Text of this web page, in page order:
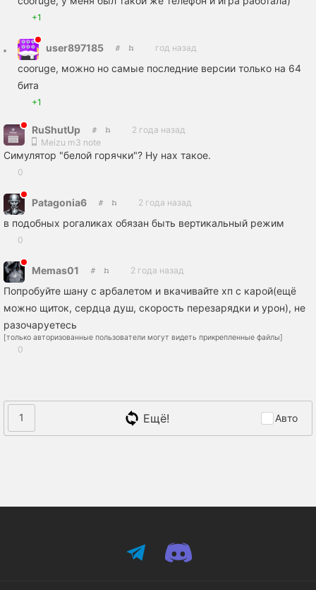
+1
user897185 год назад
cooruge, можно но самые последние версии только на 64
бита
+1
RuShutUp
2 года назад
Meizu m3 note
Симулятор "белой горячки"? Ну нах такое.
0
Patagonia6 2 года назад
в подобных рогаликах обязан быть вертикальный режим
0
Memas01 2 года назад
Попробуйте шану с арбалетом и вкачивайте хп с карой(ещё
можно щиток, сердца душ, скорость перезарядки и урон), не
разочаруетесь
[только авторизованные пользователи могут видеть прикрепленные файлы]
0
1 Ещё! Авто